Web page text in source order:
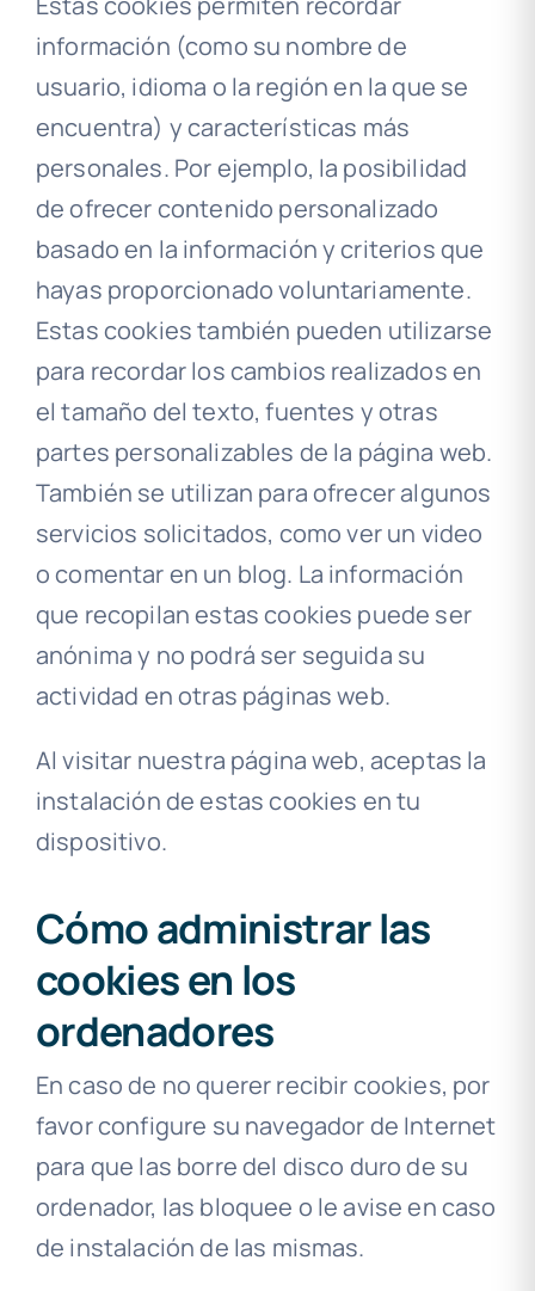
información (como su nombre de
usuario, idioma o la región en la que se
encuentra) y características más
personales. Por ejemplo, la posibilidad
de ofrecer contenido personalizado
basado en la información y criterios que
hayas proporcionado voluntariamente.
Estas cookies también pueden utilizarse
para recordar los cambios realizados en
el tamaño del texto, fuentes y otras
partes personalizables de la página web.
También se utilizan para ofrecer algunos
servicios solicitados, como ver un video
o comentar en un blog. La información
que recopilan estas cookies puede ser
anónima y no podrá ser seguida su
actividad en otras páginas web.
Al visitar nuestra página web, aceptas la
instalación de estas cookies en tu
dispositivo.
Cómo administrar las
cookies en los
ordenadores
En caso de no querer recibir cookies, por
favor configure su navegador de Internet
para que las borre del disco duro de su
ordenador, las bloquee o le avise en caso
de instalación de las mismas.